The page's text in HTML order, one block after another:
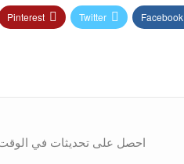
Facebook
Twitter
Pinterest
احصل على تحديثات في